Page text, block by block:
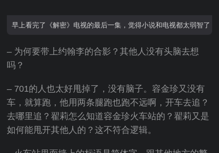
– 为何要带上约翰李的合影？其他人没有头脑去想
吗？
– 701的人也太好甩掉了，没有脑子。容金珍又没有
车，就算跑，他用两条腿跑也跑不远啊，开车去追？
去哪里追？翟莉怎么知道容金珍火车站的？翟莉又是
如何能甩开其他人的？这不符合逻辑。